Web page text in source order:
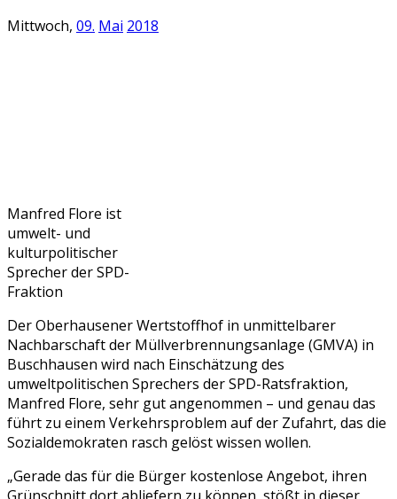
Mittwoch, 09. Mai 2018
Manfred Flore ist
umwelt- und
kulturpolitischer
Sprecher der SPD-
Fraktion
Der Oberhausener Wertstoffhof in unmittelbarer
Nachbarschaft der Müllverbrennungsanlage (GMVA) in
Buschhausen wird nach Einschätzung des
umweltpolitischen Sprechers der SPD-Ratsfraktion,
Manfred Flore, sehr gut angenommen – und genau das
führt zu einem Verkehrsproblem auf der Zufahrt, das die
Sozialdemokraten rasch gelöst wissen wollen.
„Gerade das für die Bürger kostenlose Angebot, ihren